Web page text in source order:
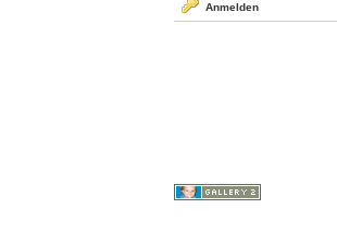
Anmelden